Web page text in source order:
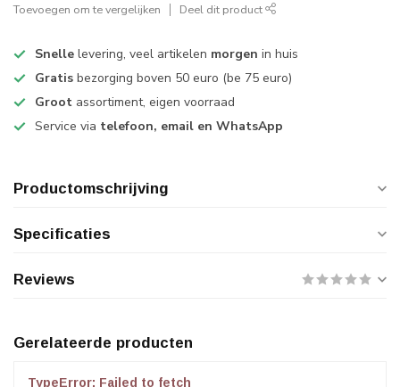
Toevoegen om te vergelijken Deel dit product
Snelle levering, veel artikelen morgen in huis
Gratis bezorging boven 50 euro (be 75 euro)
Groot assortiment, eigen voorraad
Service via telefoon, email en WhatsApp
Productomschrijving
Specificaties
Reviews
Gerelateerde producten
TypeError: Failed to fetch